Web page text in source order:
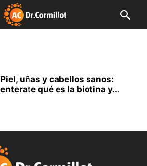
Piel, uñas y cabellos sanos:
enterate qué es la biotina y...